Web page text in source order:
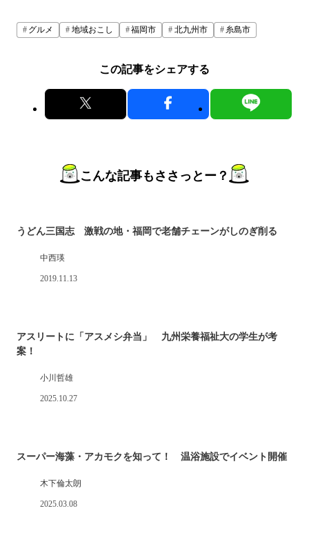
グルメ 地域おこし 福岡市 北九州市 糸島市
この記事をシェアする
こんな記事もささっとー？
うどん三国志 激戦の地・福岡で老舗チェーンがしのぎ削る
中西瑛
2019.11.13
アスリートに「アスメシ弁当」 九州栄養福祉大の学生が考
案！
小川哲雄
2025.10.27
スーパー海藻・アカモクを知って！ 温浴施設でイベント開催
木下倫太朗
2025.03.08